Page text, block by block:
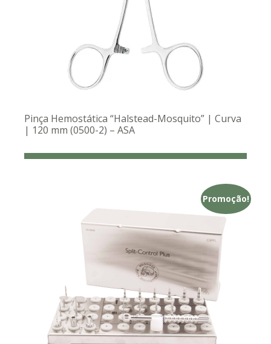
Pinça Hemostática “Halstead-Mosquito” | Curva
| 120 mm (0500-2) – ASA
Promoção!